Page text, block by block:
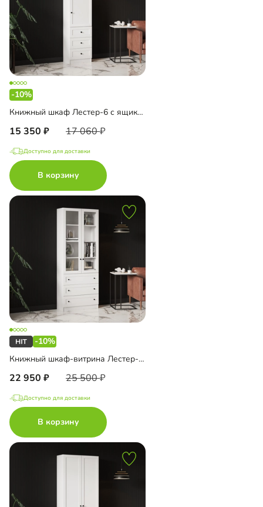
-10%
Книжный шкаф Лестер-6 с ящиками
15 350 17 060
Доступно для доставки
В корзину
-10%
Книжный шкаф-витрина Лестер-7 с ящиками
22 950 25 500
Доступно для доставки
В корзину